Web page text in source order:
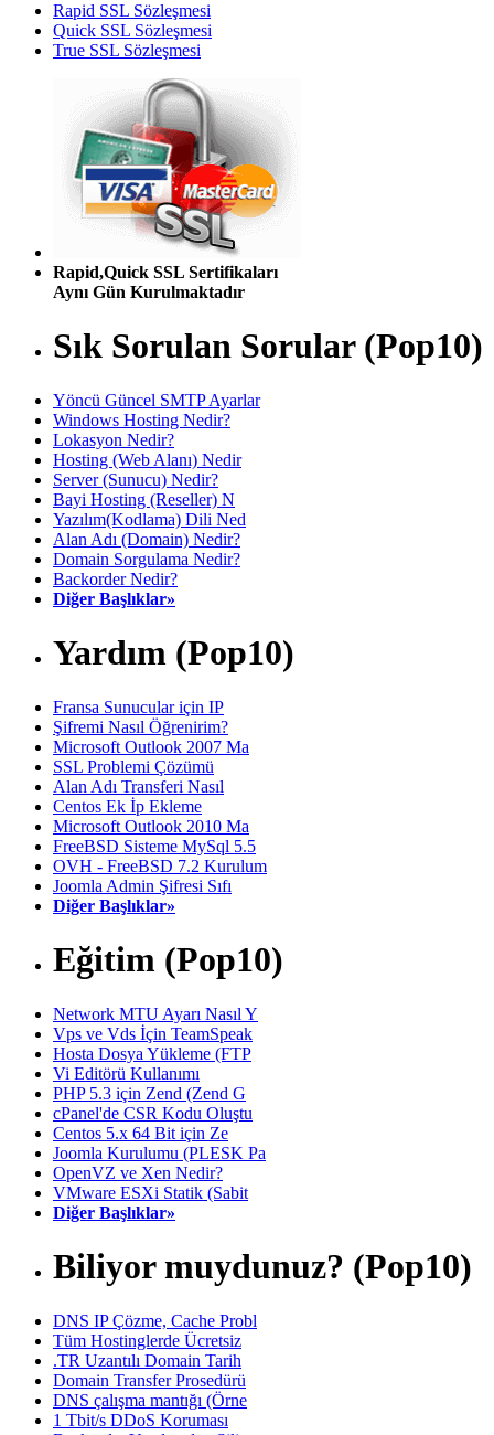
Rapid SSL Sözleşmesi
Quick SSL Sözleşmesi
True SSL Sözleşmesi
Rapid,Quick SSL Sertifikaları
Aynı Gün Kurulmaktadır
Sık Sorulan Sorular (Pop10)
Yöncü Güncel SMTP Ayarlar
Windows Hosting Nedir?
Lokasyon Nedir?
Hosting (Web Alanı) Nedir
Server (Sunucu) Nedir?
Bayi Hosting (Reseller) N
Yazılım(Kodlama) Dili Ned
Alan Adı (Domain) Nedir?
Domain Sorgulama Nedir?
Backorder Nedir?
Diğer Başlıklar»
Yardım (Pop10)
Fransa Sunucular için IP
Şifremi Nasıl Öğrenirim?
Microsoft Outlook 2007 Ma
SSL Problemi Çözümü
Alan Adı Transferi Nasıl
Centos Ek İp Ekleme
Microsoft Outlook 2010 Ma
FreeBSD Sisteme MySql 5.5
OVH - FreeBSD 7.2 Kurulum
Joomla Admin Şifresi Sıfı
Diğer Başlıklar»
Eğitim (Pop10)
Network MTU Ayarı Nasıl Y
Vps ve Vds İçin TeamSpeak
Hosta Dosya Yükleme (FTP
Vi Editörü Kullanımı
PHP 5.3 için Zend (Zend G
cPanel'de CSR Kodu Oluştu
Centos 5.x 64 Bit için Ze
Joomla Kurulumu (PLESK Pa
OpenVZ ve Xen Nedir?
VMware ESXi Statik (Sabit
Diğer Başlıklar»
Biliyor muydunuz? (Pop10)
DNS IP Çözme, Cache Probl
Tüm Hostinglerde Ücretsiz
.TR Uzantılı Domain Tarih
Domain Transfer Prosedürü
DNS çalışma mantığı (Örne
1 Tbit/s DDoS Koruması